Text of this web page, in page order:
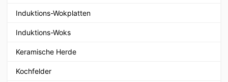
Induktions-Wokplatten
Induktions-Woks
Keramische Herde
Kochfelder